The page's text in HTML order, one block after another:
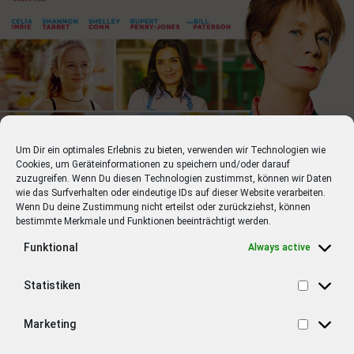
Um Dir ein optimales Erlebnis zu bieten, verwenden wir Technologien wie
Cookies, um Geräteinformationen zu speichern und/oder darauf
zuzugreifen. Wenn Du diesen Technologien zustimmst, können wir Daten
wie das Surfverhalten oder eindeutige IDs auf dieser Website verarbeiten.
Wenn Du deine Zustimmung nicht erteilst oder zurückziehst, können
bestimmte Merkmale und Funktionen beeinträchtigt werden.
Funktional Always active
Statistiken
Marketing
13.01.2022 Spencer
Biographie mit Kristen Stewart, Timothy Spall, Sally
Hawkins
20.01.2022 An Impossible Project
Dokumentation mit Florian Kaps, Oskar Smolokowski,
20.01.2022 Charlatan
Drama mit Ivan Trojan, Joachim Paul Assböck, Josef
Trojan
20.01.2022 In Liebe lassen
De France
Thriller mit Bradley Cooper, Cate Blanchett, Toni Collette